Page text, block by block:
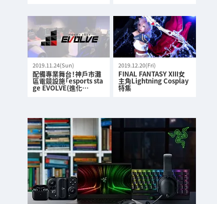
2019.11.24(Sun)
配備專業舞台！神戶市灘
區電競設施「esports sta
ge EVOLVE(進化…
2019.12.20(Fri)
FINAL FANTASY XIII女
主角Lightning Cosplay
特集